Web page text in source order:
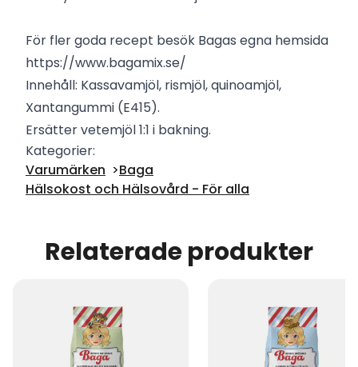
För fler goda recept besök Bagas egna hemsida
https://www.bagamix.se/
Innehåll: Kassavamjöl, rismjöl, quinoamjöl,
Xantangummi (E415).
Ersätter vetemjöl 1:1 i bakning.
Kategorier:
Varumärken
Baga
Hälsokost och Hälsovård - För alla
Relaterade produkter